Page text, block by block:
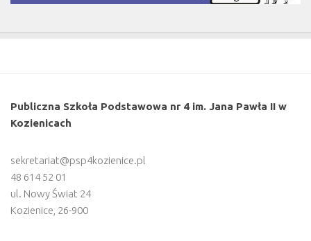
Publiczna Szkoła Podstawowa nr 4 im. Jana Pawła II w
Kozienicach
sekretariat@psp4kozienice.pl
48 614 52 01
ul. Nowy Świat 24
Kozienice, 26-900